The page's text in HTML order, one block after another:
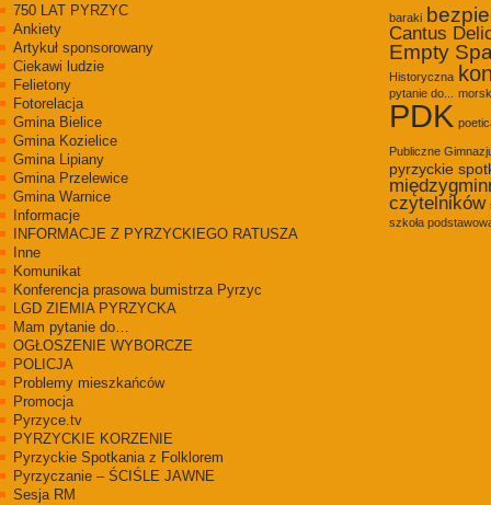
750 LAT PYRZYC
Ankiety
Artykuł sponsorowany
Ciekawi ludzie
Felietony
Fotorelacja
Gmina Bielice
Gmina Kozielice
Gmina Lipiany
Gmina Przelewice
Gmina Warnice
Informacje
INFORMACJE Z PYRZYCKIEGO RATUSZA
Inne
Komunikat
Konferencja prasowa bumistrza Pyrzyc
LGD ZIEMIA PYRZYCKA
Mam pytanie do…
OGŁOSZENIE WYBORCZE
POLICJA
Problemy mieszkańców
Promocja
Pyrzyce.tv
PYRZYCKIE KORZENIE
Pyrzyckie Spotkania z Folklorem
Pyrzyczanie – ŚCIŚLE JAWNE
Sesja RM
baraki
Cantus
Empty
Historyczna
pytanie do...
PDK
Publiczne
pyrzyckie
czytelników
szkoła